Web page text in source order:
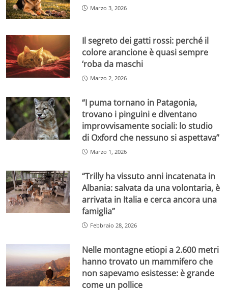
Marzo 3, 2026
Il segreto dei gatti rossi: perché il
colore arancione è quasi sempre
‘roba da maschi
Marzo 2, 2026
“I puma tornano in Patagonia,
trovano i pinguini e diventano
improvvisamente sociali: lo studio
di Oxford che nessuno si aspettava”
Marzo 1, 2026
“Trilly ha vissuto anni incatenata in
Albania: salvata da una volontaria, è
arrivata in Italia e cerca ancora una
famiglia”
Febbraio 28, 2026
Nelle montagne etiopi a 2.600 metri
hanno trovato un mammifero che
non sapevamo esistesse: è grande
come un pollice